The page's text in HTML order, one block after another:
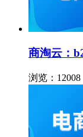
商淘云：
浏览：12008